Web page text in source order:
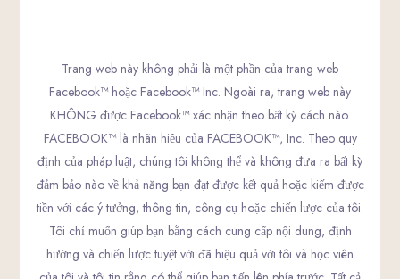
Trang web này không phải là một phần của trang web
Facebook™ hoặc Facebook™ Inc. Ngoài ra, trang web này
KHÔNG được Facebook™ xác nhận theo bất kỳ cách nào.
FACEBOOK™ là nhãn hiệu của FACEBOOK™, Inc. Theo quy
định của pháp luật, chúng tôi không thể và không đưa ra bất kỳ
đảm bảo nào về khả năng bạn đạt được kết quả hoặc kiếm được
tiền với các ý tưởng, thông tin, công cụ hoặc chiến lược của tôi.
Tôi chỉ muốn giúp bạn bằng cách cung cấp nội dung, định
hướng và chiến lược tuyệt vời đã hiệu quả với tôi và học viên